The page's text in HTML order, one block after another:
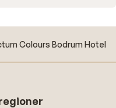
Colours Bodrum Hotel